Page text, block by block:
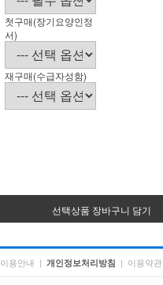
첫구매(장기요양인정
서)
재구매(수급자성함)
선택상품 장바구니 담기
이용안내 | 개인정보처리방침 | 이용약관